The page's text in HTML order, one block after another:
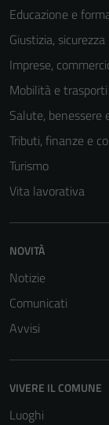
Educazione e
Giustizia,
Imprese,
Mobilità e trasporti
Salute, benessere
Tributi, finanze e
Turismo
Vita lavorativa
NOVITÀ
Notizie
Comunicati
Avvisi
VIVERE IL COMUNE
Luoghi